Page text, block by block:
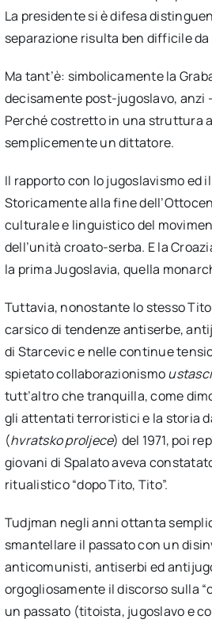
La presidente si è difesa
separazione risulta ben difficile
Ma tant’è: simbolicamente la
decisamente post-jugoslavo, anzi
Perché costretto in una struttura
semplicemente un dittatore.
Il rapporto con lo jugoslavismo
Storicamente alla fine
culturale e linguistico del
dell’unità croato-serba. E la
la prima Jugoslavia, quella
Tuttavia, nonostante lo stesso
carsico di tendenze antiserbe,
di Starcevic e nelle continue
spietato collaborazionismo
tutt’altro che tranquilla, come
gli attentati terroristici e la storia
(hvratsko proljece) del 1971, poi
giovani di Spalato aveva
ritualistico “dopo Tito, Tito”.
Tudjman negli anni ottanta
smantellare il passato con un
anticomunisti, antiserbi ed
orgogliosamente il discorso sulla
un passato (titoista, jugoslavo e